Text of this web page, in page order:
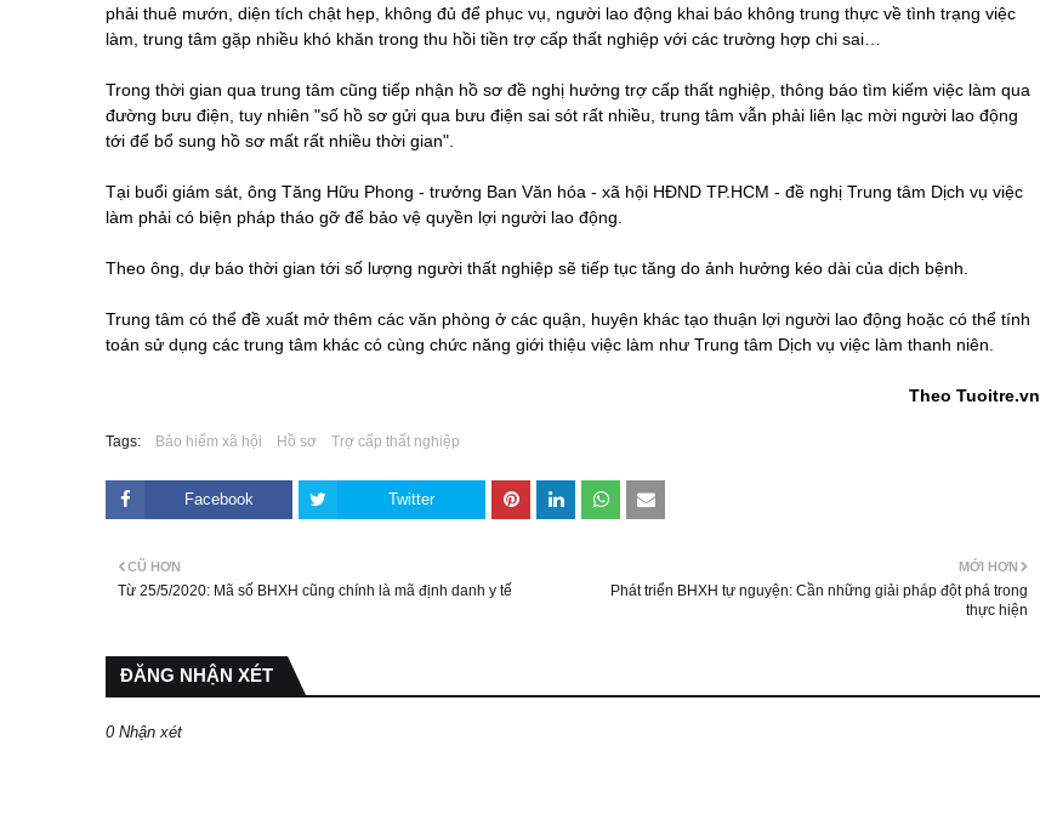
phải thuê mướn, diện tích chật hẹp, không đủ để phục vụ, người lao động khai báo không trung thực về tình trạng việc
làm, trung tâm gặp nhiều khó khăn trong thu hồi tiền trợ cấp thất nghiệp với các trường hợp chi sai…
Trong thời gian qua trung tâm cũng tiếp nhận hồ sơ đề nghị hưởng trợ cấp thất nghiệp, thông báo tìm kiếm việc làm qua
đường bưu điện, tuy nhiên "số hồ sơ gửi qua bưu điện sai sót rất nhiều, trung tâm vẫn phải liên lạc mời người lao động
tới để bổ sung hồ sơ mất rất nhiều thời gian".
Tại buổi giám sát, ông Tăng Hữu Phong - trưởng Ban Văn hóa - xã hội HĐND TP.HCM - đề nghị Trung tâm Dịch vụ việc
làm phải có biện pháp tháo gỡ để bảo vệ quyền lợi người lao động.
Theo ông, dự báo thời gian tới số lượng người thất nghiệp sẽ tiếp tục tăng do ảnh hưởng kéo dài của dịch bệnh.
Trung tâm có thể đề xuất mở thêm các văn phòng ở các quận, huyện khác tạo thuận lợi người lao động hoặc có thể tính
toán sử dụng các trung tâm khác có cùng chức năng giới thiệu việc làm như Trung tâm Dịch vụ việc làm thanh niên.
Theo Tuoitre.vn
Tags: Bảo hiểm xã hội Hồ sơ Trợ cấp thất nghiệp
Facebook Twitter
MỚI HƠN
Phát triển BHXH tự nguyện: Cần những giải pháp đột phá trong
thực hiện
CŨ HƠN
Từ 25/5/2020: Mã số BHXH cũng chính là mã định danh y tế
ĐĂNG NHẬN XÉT
0 Nhận xét